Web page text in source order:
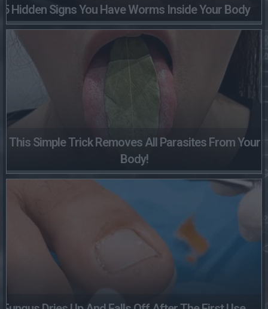
5 Hidden Signs You Have Worms Inside Your Body
This Simple Trick Removes All Parasites From Your
Body!